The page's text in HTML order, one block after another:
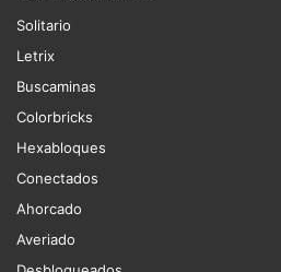
Solitario
Letrix
Buscaminas
Colorbricks
Hexabloques
Conectados
Ahorcado
Averiado